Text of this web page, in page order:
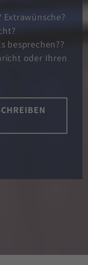
besprechen??
oder Ihren